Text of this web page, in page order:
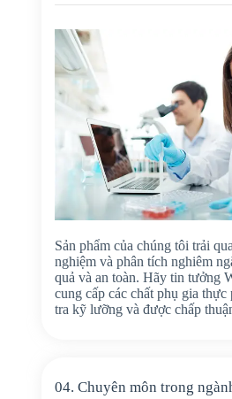
Sản phẩm của chúng tôi trải
nghiệm và phân tích nghiêm
quả và an toàn. Hãy tin tưởng
cung cấp các chất phụ gia
tra kỹ lưỡng và được chấp
04. Chuyên môn trong